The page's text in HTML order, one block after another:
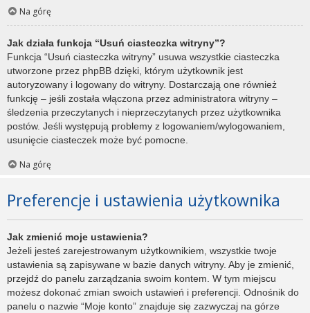
Na górę
Jak działa funkcja “Usuń ciasteczka witryny”?
Funkcja “Usuń ciasteczka witryny” usuwa wszystkie ciasteczka
utworzone przez phpBB dzięki, którym użytkownik jest
autoryzowany i logowany do witryny. Dostarczają one również
funkcję – jeśli została włączona przez administratora witryny –
śledzenia przeczytanych i nieprzeczytanych przez użytkownika
postów. Jeśli występują problemy z logowaniem/wylogowaniem,
usunięcie ciasteczek może być pomocne.
Na górę
Preferencje i ustawienia użytkownika
Jak zmienić moje ustawienia?
Jeżeli jesteś zarejestrowanym użytkownikiem, wszystkie twoje
ustawienia są zapisywane w bazie danych witryny. Aby je zmienić,
przejdź do panelu zarządzania swoim kontem. W tym miejscu
możesz dokonać zmian swoich ustawień i preferencji. Odnośnik do
panelu o nazwie “Moje konto” znajduje się zazwyczaj na górze